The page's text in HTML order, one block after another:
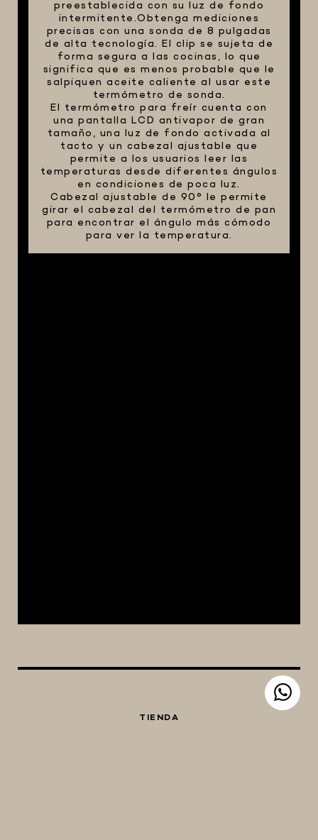
HARINAS ARGENTINAS
CAFETERAS Y AFINES
CAFÉ
PARRILLA
MERCHANDISING
preestablecida con su luz de fondo
intermitente.Obtenga mediciones
precisas con una sonda de 8 pulgadas
de alta tecnología. El clip se sujeta de
forma segura a las cocinas, lo que
significa que es menos probable que le
salpiquen aceite caliente al usar este
termómetro de sonda.
El termómetro para freír cuenta con
una pantalla LCD antivapor de gran
tamaño, una luz de fondo activada al
tacto y un cabezal ajustable que
permite a los usuarios leer las
temperaturas desde diferentes ángulos
en condiciones de poca luz.
Cabezal ajustable de 90° le permite
girar el cabezal del termómetro de pan
para encontrar el ángulo más cómodo
para ver la temperatura.
TIENDA